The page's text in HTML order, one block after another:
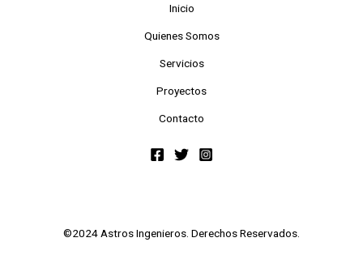
Inicio
Quienes Somos
Servicios
Proyectos
Contacto
©2024 Astros Ingenieros. Derechos Reservados.